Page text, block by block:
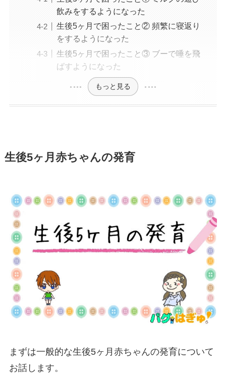
飲みをするようになった
生後5ヶ月で困ったこと② 頻繁に寝返り
をするようになった
生後5ヶ月で困ったこと③ ブーで唾を飛
ばすようになった
もっと見る
生後5ヶ月赤ちゃんの発育
まずは一般的な生後5ヶ月赤ちゃんの発育について
お話します。